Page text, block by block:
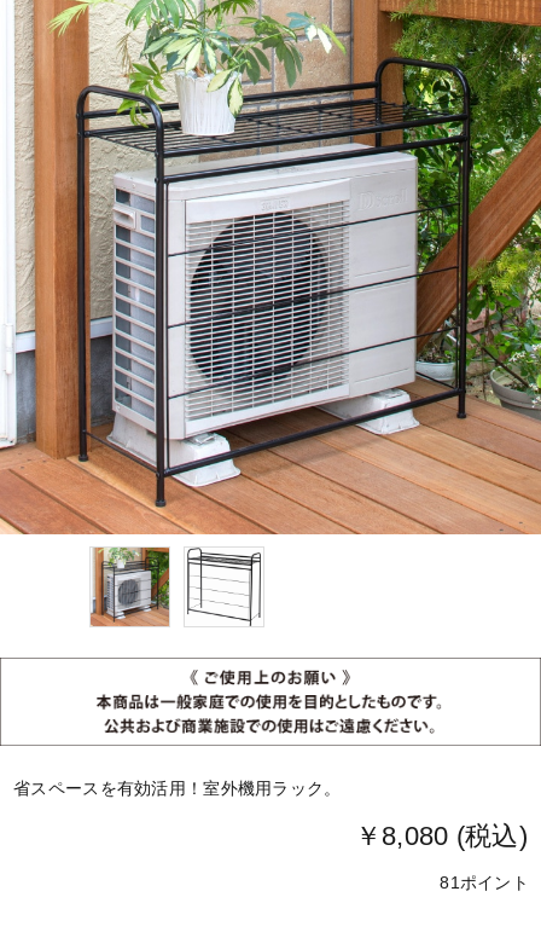
省スペースを有効活用！室外機用ラック。
￥8,080 (税込)
81ポイント